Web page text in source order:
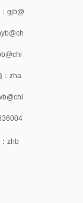
gjb@
：zha
zhb